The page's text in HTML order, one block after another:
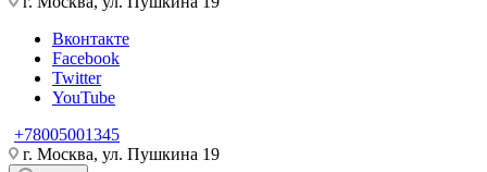
Вконтакте
Facebook
Twitter
YouTube
+78005001345
г. Москва, ул. Пушкина 19